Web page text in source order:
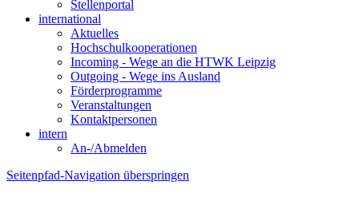
Stellenportal
international
Aktuelles
Hochschulkooperationen
Incoming - Wege an die HTWK Leipzig
Outgoing - Wege ins Ausland
Förderprogramme
Veranstaltungen
Kontaktpersonen
intern
An-/Abmelden
Seitenpfad-Navigation überspringen